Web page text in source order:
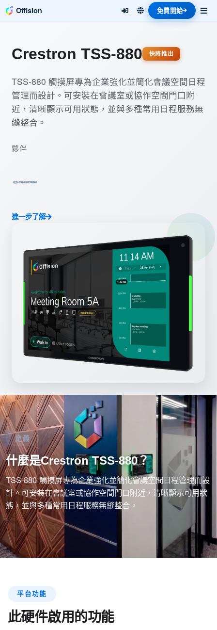
Offision 免費開始
Crestron TSS-880 快將推出
TSS-880 觸摸屏專為企業強化並簡化會議空間日程
管理而設計。可安裝在會議室或協作空間門口附
近，清晰顯示可用狀態，並與多種常用日程服務無
縫整合。
夥伴
進一步了解
定義
什麼是Crestron TSS-880？
TSS-880 觸摸屏專為企業強化並簡化會議空間日程管理而設
計。可安裝在會議室或協作空間門口附近，清晰顯示可用狀
態，並與多種常用日程服務無縫整合。
平台功能
此硬件啟用的功能